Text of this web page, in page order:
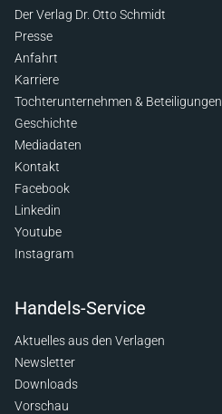
Der Verlag Dr. Otto Schmidt
Presse
Anfahrt
Karriere
Tochterunternehmen & Beteiligungen
Geschichte
Mediadaten
Kontakt
Facebook
Linkedin
Youtube
Instagram
Handels-Service
Aktuelles aus den Verlagen
Newsletter
Downloads
Vorschau